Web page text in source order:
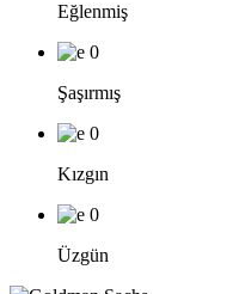
Eğlenmiş
0
Şaşırmış
0
Kızgın
0
Üzgün